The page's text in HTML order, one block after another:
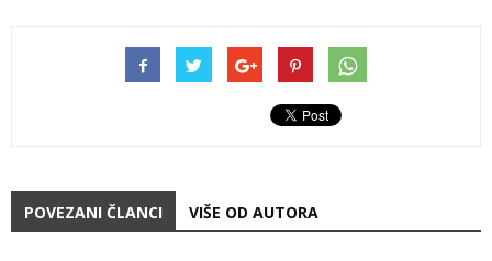
POVEZANI ČLANCI VIŠE OD AUTORA